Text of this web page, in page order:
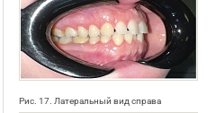
Рис. 17. Латеральный вид справа